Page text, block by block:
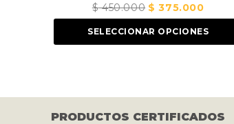
precio
375.000El
precio
actual
OPCIONES
PRODUCTOS CERTIFICADOS
LOS CASCOS Y LLANTAS ESTÁN